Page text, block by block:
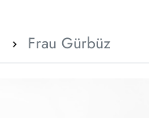
Frau Gürbüz